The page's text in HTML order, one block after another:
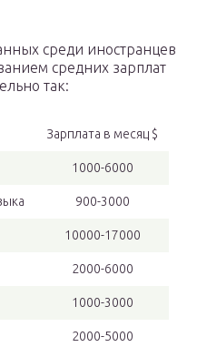
среди иностранцев
средних зарплат
так:
Зарплата в месяц $
1000-6000
900-3000
10000-17000
2000-6000
1000-3000
2000-5000